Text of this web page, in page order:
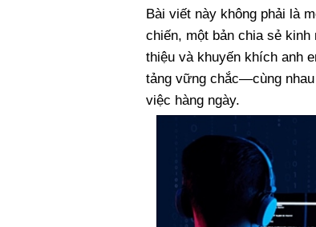
Bài viết này không phải là
chiến, một bản chia sẻ
thiệu và khuyến khích anh
tảng vững chắc—cùng
việc hàng ngày.